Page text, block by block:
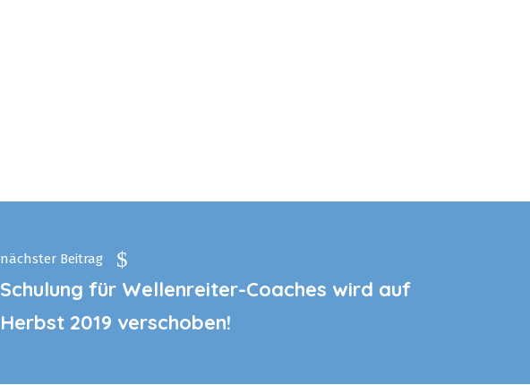
nächster Beitrag
Schulung für Wellenreiter-Coaches wird auf
Herbst 2019 verschoben!